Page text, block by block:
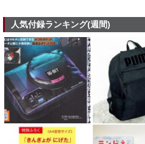
人気付録ランキング(週間)